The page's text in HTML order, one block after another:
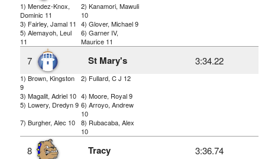
1) Mendez-Knox,
Dominic 11
2) Kanamori, Mawuli
10
3) Fairley, Jamal 11
4) Glover, Michael 9
5) Alemayoh, Leul
11
6) Garner IV,
Maurice 11
7 St Mary's 3:34.22
1) Brown, Kingston
9
2) Fullard, C J 12
3) Magalit, Adriel 10 4) Moore, Royal 9
5) Lowery, Dredyn 9 6) Arroyo, Andrew
10
7) Burgher, Alec 10
8) Rubacaba, Alex
10
8 Tracy 3:36.74